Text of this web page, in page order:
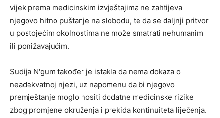
vijek prema medicinskim izvještajima ne zahtijeva
njegovo hitno puštanje na slobodu, te da se daljnji pritvor
u postojećim okolnostima ne može smatrati nehumanim
ili ponižavajućim.
Sudija N'gum također je istakla da nema dokaza o
neadekvatnoj njezi, uz napomenu da bi njegovo
premještanje moglo nositi dodatne medicinske rizike
zbog promjene okruženja i prekida kontinuiteta liječenja.